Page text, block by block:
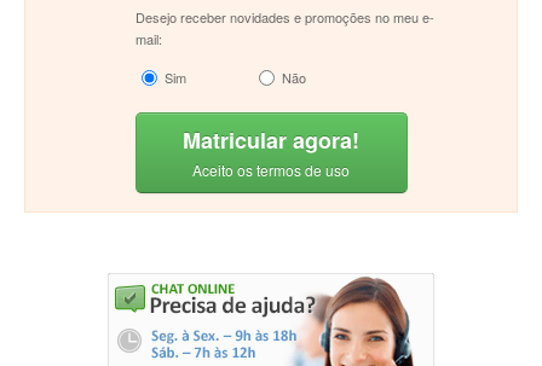
Desejo receber novidades e promoções no meu e-
mail:
Sim
Não
Matricular agora!
Aceito os termos de uso